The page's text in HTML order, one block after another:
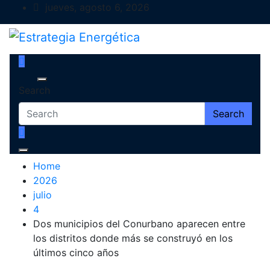
to
content
jueves, agosto 6, 2026
Estrategia Energética
Magazine de Debate
Search
Search
Home
2026
julio
4
Dos municipios del Conurbano aparecen entre
los distritos donde más se construyó en los
últimos cinco años